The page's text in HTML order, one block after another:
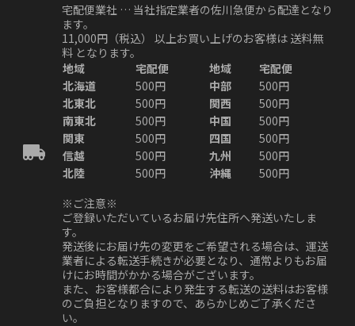
宅配便業社 … 当社指定業者の佐川急便から配達となり
ます。
11,000円（税込）
以上お買い上げのお客様は 送料無
料 となります。
地域
宅配便 地域
宅配便
北海道
500円 中部
500円
北東北
500円 関西
500円
南東北
500円 中国
500円
関東
500円 四国
500円
信越
500円 九州
500円
北陸
500円 沖縄
500円
※ご注意※
ご登録いただいているお届け先住所へ発送いたしま
す。
発送後にお届け先の変更をご希望される場合は、運送
業者による転送手続きが必要となり、通常よりもお届
けにお時間がかかる場合がございます。
また、お客様都合により発生する転送の送料はお客様
のご負担となりますので、あらかじめご了承くださ
い。